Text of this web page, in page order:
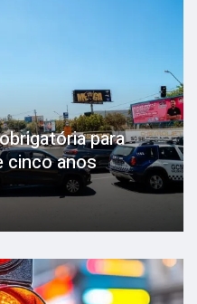
para
cinco anos